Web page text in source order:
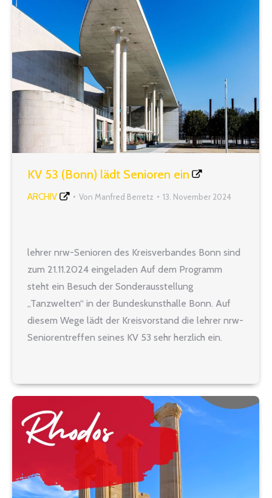
Rechtsprechung ausgeschärften…
KV 53 (Bonn) lädt Senioren ein
ARCHIV Von Manfred Berretz 13. November 2024
lehrer nrw-Senioren des Kreisverbandes Bonn sind
zum 21.11.2024 eingeladen Auf dem Programm
steht ein Besuch der Sonderausstellung
„Tanzwelten“ in der Bundeskunsthalle Bonn. Auf
diesem Wege lädt der Kreisvorstand die lehrer nrw-
Seniorentreffen seines KV 53 sehr herzlich ein.
Bundeskunsthalle. Anschließend sitzen wir